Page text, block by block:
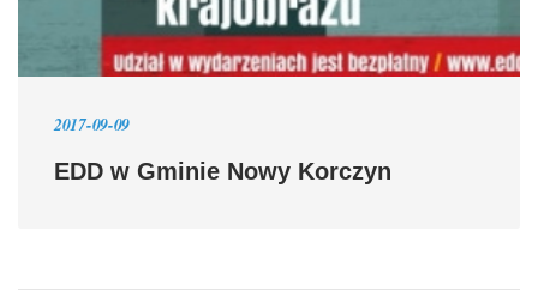
2017-09-09
EDD w Gminie Nowy Korczyn